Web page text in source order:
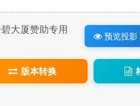
大厦赞助专用
预览投影
版本转换